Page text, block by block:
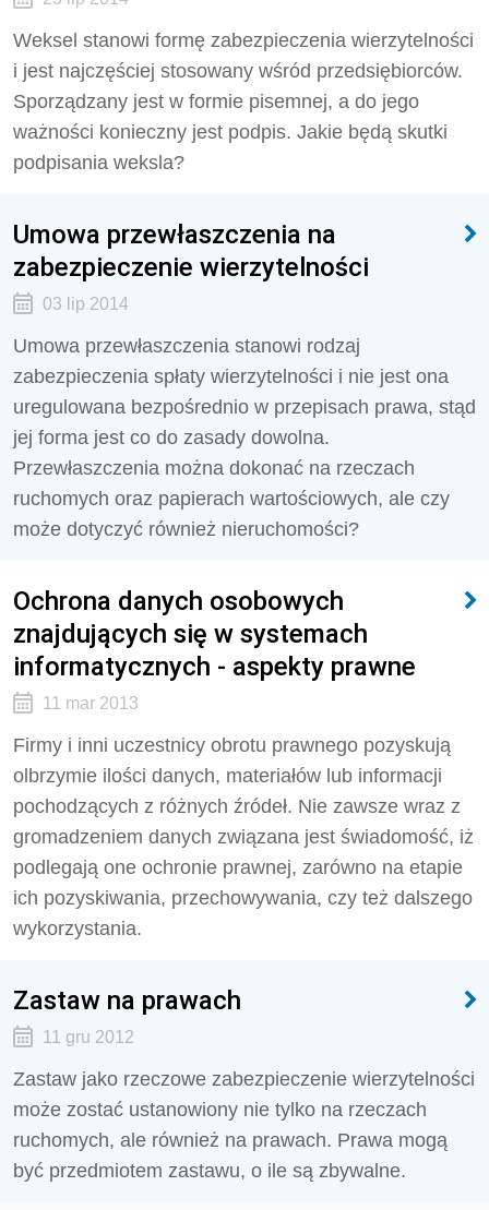
Weksel stanowi formę zabezpieczenia wierzytelności
i jest najczęściej stosowany wśród przedsiębiorców.
Sporządzany jest w formie pisemnej, a do jego
ważności konieczny jest podpis. Jakie będą skutki
podpisania weksla?
Umowa przewłaszczenia na
zabezpieczenie wierzytelności
03 lip 2014
Umowa przewłaszczenia stanowi rodzaj
zabezpieczenia spłaty wierzytelności i nie jest ona
uregulowana bezpośrednio w przepisach prawa, stąd
jej forma jest co do zasady dowolna.
Przewłaszczenia można dokonać na rzeczach
ruchomych oraz papierach wartościowych, ale czy
może dotyczyć również nieruchomości?
Ochrona danych osobowych
znajdujących się w systemach
informatycznych - aspekty prawne
11 mar 2013
Firmy i inni uczestnicy obrotu prawnego pozyskują
olbrzymie ilości danych, materiałów lub informacji
pochodzących z różnych źródeł. Nie zawsze wraz z
gromadzeniem danych związana jest świadomość, iż
podlegają one ochronie prawnej, zarówno na etapie
ich pozyskiwania, przechowywania, czy też dalszego
wykorzystania.
Zastaw na prawach
11 gru 2012
Zastaw jako rzeczowe zabezpieczenie wierzytelności
może zostać ustanowiony nie tylko na rzeczach
ruchomych, ale również na prawach. Prawa mogą
być przedmiotem zastawu, o ile są zbywalne.